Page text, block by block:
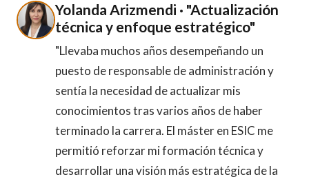
Yolanda Arizmendi · "Actualización
técnica y enfoque estratégico"
"Llevaba muchos años desempeñando un
puesto de responsable de administración y
sentía la necesidad de actualizar mis
conocimientos tras varios años de haber
terminado la carrera. El máster en ESIC me
permitió reforzar mi formación técnica y
desarrollar una visión más estratégica de la